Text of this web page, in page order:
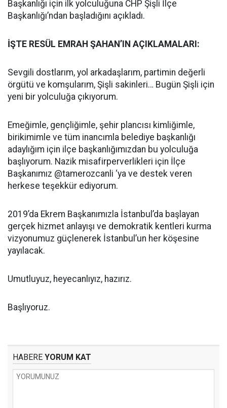
Başkanlığı için ilk yolculuğuna CHP Şişli İlçe
Başkanlığı’ndan başladığını açıkladı.
İŞTE RESÜL EMRAH ŞAHAN’IN AÇIKLAMALARI:
Sevgili dostlarım, yol arkadaşlarım, partimin değerli
örgütü ve komşularım, Şişli sakinleri… Bugün Şişli için
yeni bir yolculuğa çıkıyorum.
Emeğimle, gençliğimle, şehir plancısı kimliğimle,
birikimimle ve tüm inancımla belediye başkanlığı
adaylığım için ilçe başkanlığımızdan bu yolculuğa
başlıyorum. Nazik misafirperverlikleri için İlçe
Başkanımız @tamerozcanli ‘ya ve destek veren
herkese teşekkür ediyorum.
2019’da Ekrem Başkanımızla İstanbul’da başlayan
gerçek hizmet anlayışı ve demokratik kentleri kurma
vizyonumuz güçlenerek İstanbul’un her köşesine
yayılacak.
Umutluyuz, heyecanlıyız, hazırız.
Başlıyoruz.
HABERE YORUM KAT